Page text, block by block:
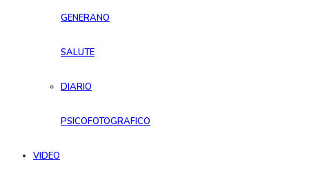
GENERANO
SALUTE
DIARIO
PSICOFOTOGRAFICO
VIDEO